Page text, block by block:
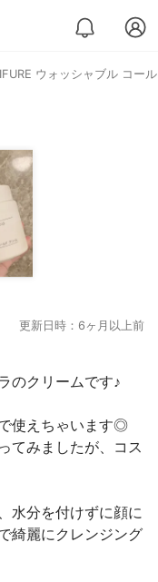
ウォッシャブル コー
更新日時：6ヶ月以上前
のクリームです♪
使えちゃいます◎
てみましたが、コス
水分を付けずに顔に
綺麗にクレンジング